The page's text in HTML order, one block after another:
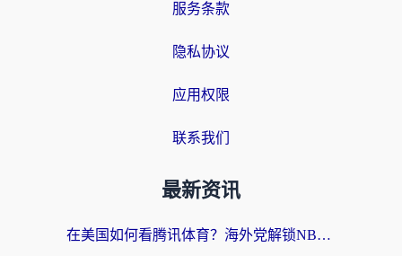
服务条款
隐私协议
应用权限
联系我们
最新资讯
在美国如何看腾讯体育？海外党解锁NBA欧洲杯直播的终极攻略